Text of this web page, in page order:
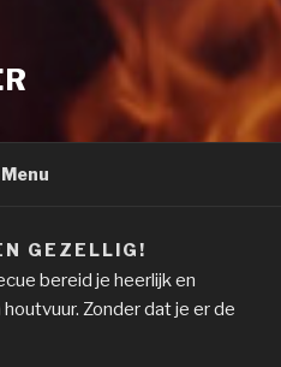
Menu
GEZELLIG!
bereid je heerlijk en
Zonder dat je er de